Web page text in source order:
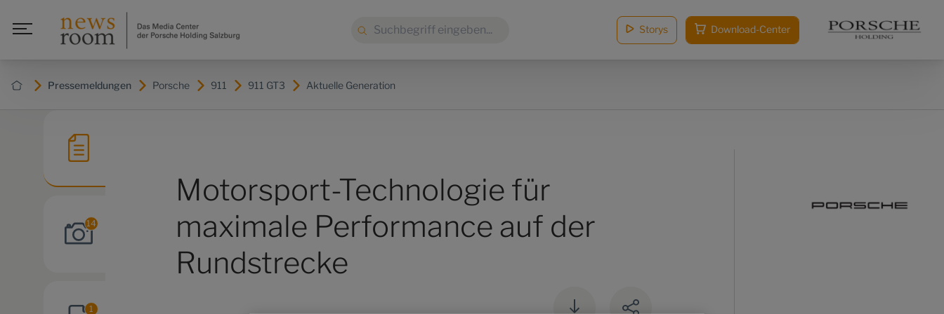
Pressemeldungen Porsche 911 911 GT3 Aktuelle Generation
Suche: Storys Download-Center
14
1
Motorsport-Technologie für
maximale Performance auf der
Rundstrecke